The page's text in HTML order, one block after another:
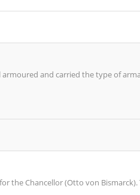
and carried the type of
the Chancellor (Otto von